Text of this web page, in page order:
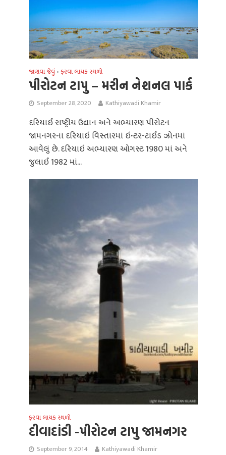
જાણવા જેવું • ફરવા લાયક સ્થળો
પીરોટન ટાપુ – મરીન નેશનલ પાર્ક
September 28, 2020 Kathiyawadi Khamir
દરિયાઈ રાષ્ટ્રીય ઉદ્યાન અને અભ્યારણ પીરોટન
જામનગરના દરિયાઇ વિસ્તારમાં ઇન્ટર-ટાઈડ ઝોનમાં
આવેલું છે. દરિયાઇ અભ્યારણ ઓગસ્ટ 1980 માં અને
જુલાઈ 1982 માં...
ફરવા લાયક સ્થળો
દીવાદાંડી -પીરોટન ટાપુ જામનગર
September 9, 2014 Kathiyawadi Khamir